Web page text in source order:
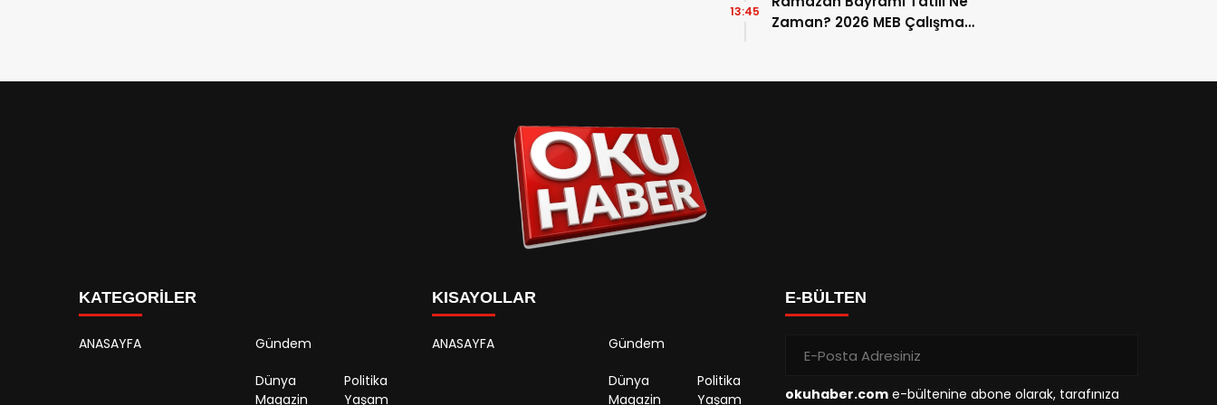
Zaman? 2026 MEB Çalışma
13:45
KATEGORİLER
ANASAYFA Gündem
Dünya
Politika
Magazin
Yaşam
KISAYOLLAR
ANASAYFA Gündem
Dünya
Politika
Magazin
Yaşam
E-BÜLTEN
okuhaber.com e-bültenine abone olarak, tarafınıza